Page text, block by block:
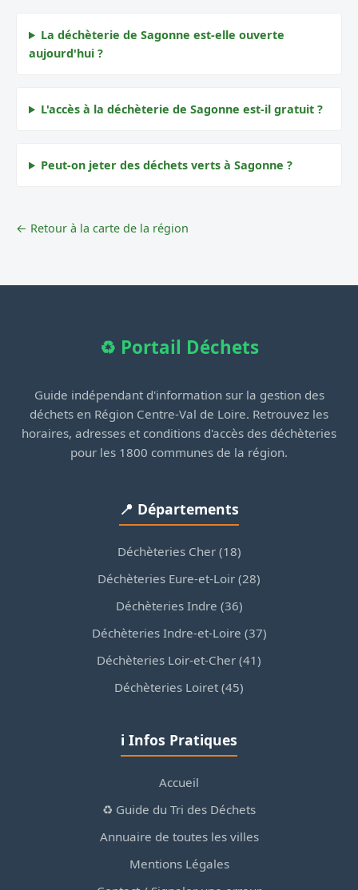
La déchèterie de Sagonne est-elle ouverte
aujourd'hui ?
L'accès à la déchèterie de Sagonne est-il gratuit ?
Peut-on jeter des déchets verts à Sagonne ?
← Retour à la carte de la région
♻️ Portail Déchets
Guide indépendant d'information sur la gestion des
déchets en Région Centre-Val de Loire. Retrouvez les
horaires, adresses et conditions d'accès des déchèteries
pour les 1800 communes de la région.
📍 Départements
Déchèteries Cher (18)
Déchèteries Eure-et-Loir (28)
Déchèteries Indre (36)
Déchèteries Indre-et-Loire (37)
Déchèteries Loir-et-Cher (41)
Déchèteries Loiret (45)
ℹ️ Infos Pratiques
Accueil
♻️ Guide du Tri des Déchets
Annuaire de toutes les villes
Mentions Légales